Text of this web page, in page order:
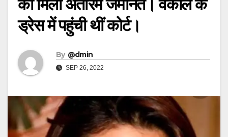
को मिली अंतरिम जमानत। वकील के
ड्रेस में पहुंची थीं कोर्ट।
By @dmin
SEP 26, 2022